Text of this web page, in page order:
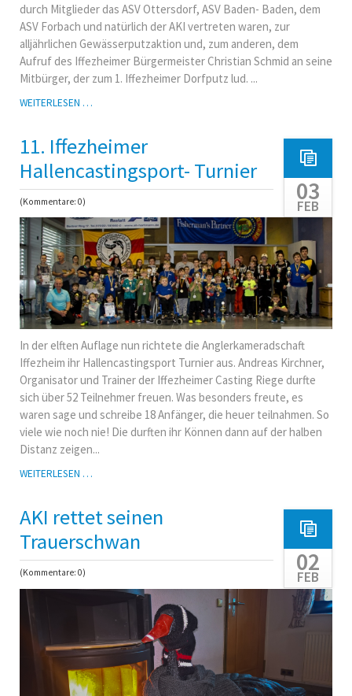
durch Mitglieder das ASV Ottersdorf, ASV Baden- Baden, dem
ASV Forbach und natürlich der AKI vertreten waren, zur
alljährlichen Gewässerputzaktion und, zum anderen, dem
Aufruf des Iffezheimer Bürgermeister Christian Schmid an seine
Mitbürger, der zum 1. Iffezheimer Dorfputz lud. ...
WEITERLESEN …GEWÄSSERPUTZAKTION
1
UND
1.
IFFEZHEIMER
11. Iffezheimer
Hallencastingsport- Turnier
03
FEB
(Kommentare: 0)
In der elften Auflage nun richtete die Anglerkameradschaft
Iffezheim ihr Hallencastingsport Turnier aus. Andreas Kirchner,
Organisator und Trainer der Iffezheimer Casting Riege durfte
sich über 52 Teilnehmer freuen. Was besonders freute, es
waren sage und schreibe 18 Anfänger, die heuer teilnahmen. So
viele wie noch nie! Die durften ihr Können dann auf der halben
Distanz zeigen...
WEITERLESEN …11.
TURNIER
AKI rettet seinen
Trauerschwan
02
FEB
(Kommentare: 0)